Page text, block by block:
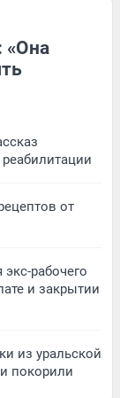
«Она
от
рабочего
и закрытии
из уральской
покорили